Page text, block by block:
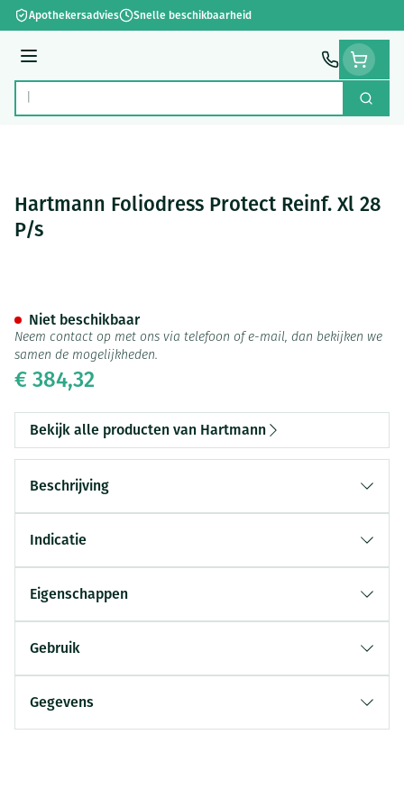
Ga naar de inhoud
Apothekersadvies Snelle beschikbaarheid
Menu
Product, merk, categorie... Zoek
Hartmann Foliodress Protect Reinf. Xl 28
P/s
€ 384,32
Niet beschikbaar
Neem contact op met ons via telefoon of e-mail, dan bekijken we
samen de mogelijkheden.
Bekijk alle producten van Hartmann
Beschrijving
Indicatie
Eigenschappen
Gebruik
Gegevens